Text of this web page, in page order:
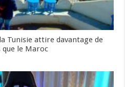
Tunisie attire davantage de
que le Maroc